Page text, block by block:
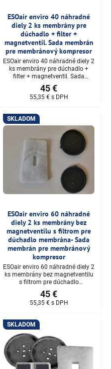
ESOair enviro 40 náhradné
diely 2 ks membrány pre
dúchadlo + filter +
magnetventil. Sada membrán
pre membránový kompresor
ESOair enviro 40 náhradné diely 2
ks membrány pre dúchadlo +
filter + magnetventil. Sada
membrán pre membránový
kompresor
45 €
55,35 € s DPH
SKLADOM
ESOair enviro 60 náhradné
diely 2 ks membrány bez
magnetventilu s filtrom pre
dúchadlo membrána- Sada
membrán pre membránový
kompresor
ESOair enviro 60 náhradné diely 2
ks membrány bez magnetventilu
s filtrom pre dúchadlo
membrána- Sada membrán pre
membránový kompresor
45 €
55,35 € s DPH
SKLADOM